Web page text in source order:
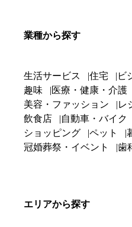
業種から探す
生活サービス 住宅 ビ
趣味
医療・健康・介護
美容・ファッション
レ
飲食店
自動車・バイク
ショッピング
ペット
冠婚葬祭・イベント
歯
エリアから探す